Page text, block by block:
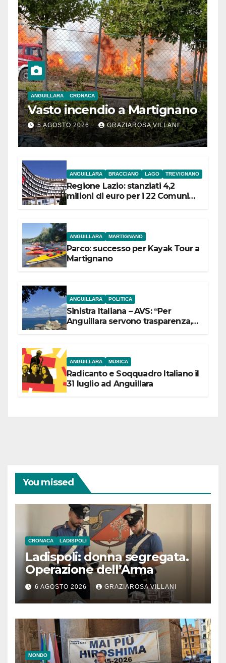
ANGUILLARA CRONACA
Vasto incendio a Martignano
5 AGOSTO 2026 GRAZIAROSA VILLANI
ANGUILLARA BRACCIANO LAGO TREVIGNANO
Regione Lazio: stanziati 4,2
milioni di euro per i 22 Comuni
ANGUILLARA MARTIGNANO
Parco: successo per Kayak Tour a
Martignano
ANGUILLARA POLITICA
Sinistra Italiana – AVS: “Per
Anguillara servono trasparenza,
ANGUILLARA MUSICA
Radicanto e Soqquadro Italiano il
31 luglio ad Anguillara
You missed
CRONACA LADISPOLI
Ladispoli: donna segregata.
Operazione dell’Arma
6 AGOSTO 2026 GRAZIAROSA VILLANI
MONDO